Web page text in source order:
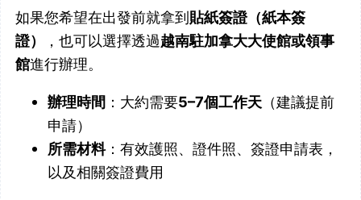
如果您希望在出發前就拿到貼紙簽證（紙本簽
證）
，也可以選擇透過越南駐加拿大大使館或領事
館進行辦理。
辦理時間 ：大約需要5–7個工作天 （建議提前
申請）
所需材料：有效護照、證件照、簽證申請表，
以及相關簽證費用